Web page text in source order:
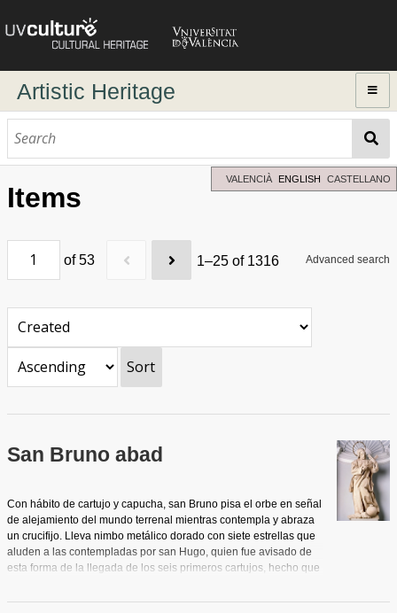
Artistic Heritage
Advanced Search
VALENCIÀ ENGLISH CASTELLANO
Items
of 53 1–25 of 1316 Advanced search
Sort
San Bruno abad
Con hábito de cartujo y capucha, san Bruno pisa el orbe en señal
de alejamiento del mundo terrenal mientras contempla y abraza
un crucifijo. Lleva nimbo metálico dorado con siete estrellas que
aluden a las contempladas por san Hugo, quien fue avisado de
esta forma de la llegada de los seis primeros cartujos, hecho que
composición y serena belleza.